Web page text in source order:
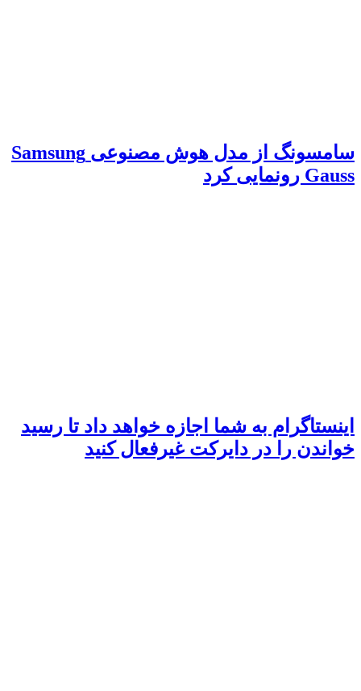
سامسونگ از مدل هوش مصنوعی Samsung
Gauss رونمایی کرد
اینستاگرام به شما اجازه خواهد داد تا رسید
خواندن را در دایرکت غیرفعال کنید